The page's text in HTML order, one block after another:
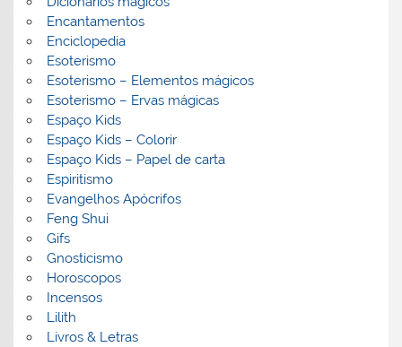
Encantamentos
Enciclopedia
Esoterismo
Esoterismo – Elementos mágicos
Esoterismo – Ervas mágicas
Espaço Kids
Espaço Kids – Colorir
Espaço Kids – Papel de carta
Espiritismo
Evangelhos Apócrifos
Feng Shui
Gifs
Gnosticismo
Horoscopos
Incensos
Lilith
Livros & Letras